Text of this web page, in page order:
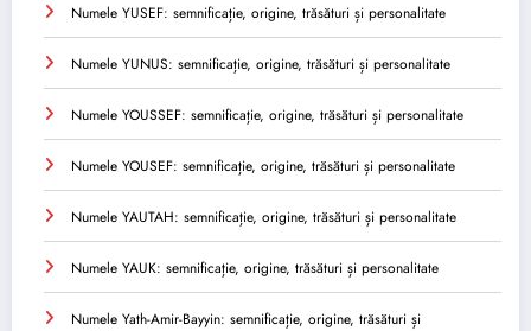
Numele YUSEF: semnificație, origine, trăsături și personalitate
Numele YUNUS: semnificație, origine, trăsături și personalitate
Numele YOUSSEF: semnificație, origine, trăsături și personalitate
Numele YOUSEF: semnificație, origine, trăsături și personalitate
Numele YAUTAH: semnificație, origine, trăsături și personalitate
Numele YAUK: semnificație, origine, trăsături și personalitate
Numele Yath-Amir-Bayyin: semnificație, origine, trăsături și